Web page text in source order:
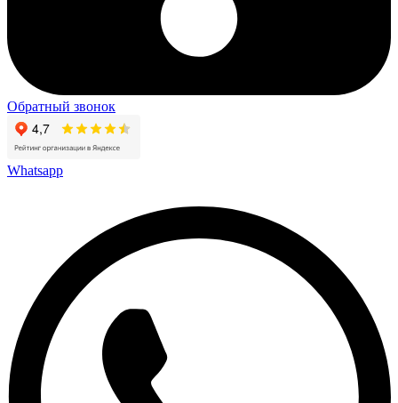
Обратный звонок
Whatsapp